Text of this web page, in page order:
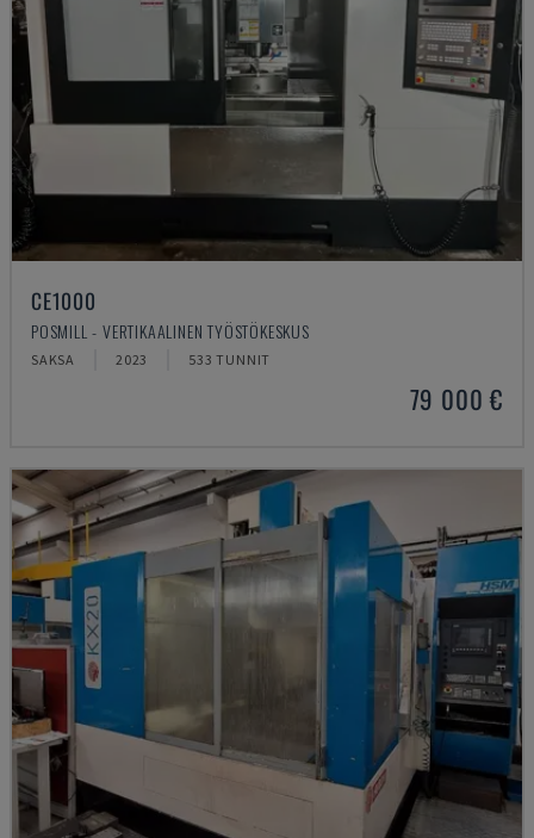
CE1000
POSMILL - VERTIKAALINEN TYÖSTÖKESKUS
SAKSA 2023 533 TUNNIT
79 000 €